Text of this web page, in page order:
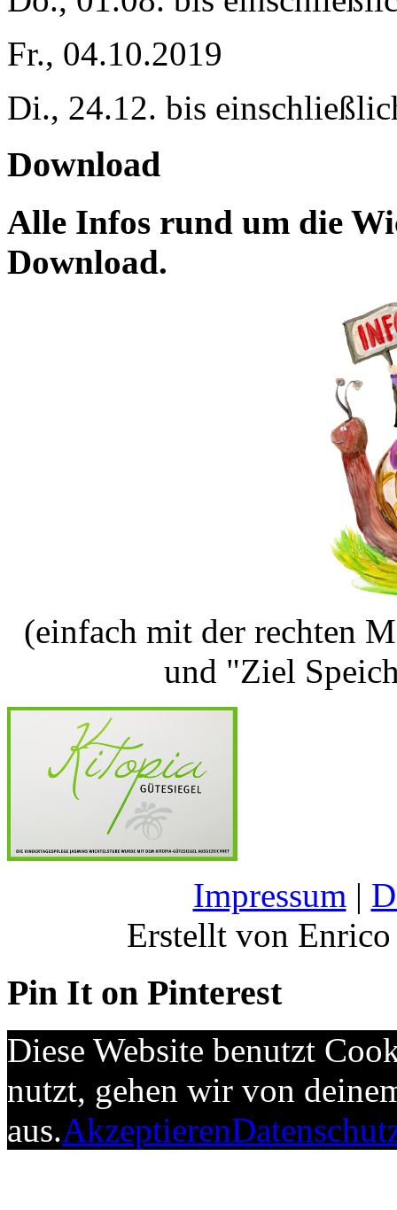
Fr., 04.10.2019
Di., 24.12. bis
Download
Alle Infos rund um die
Download.
(einfach mit der rechten
und "Ziel
Impressum |
Erstellt von
Pin It on Pinterest
Diese Website benutzt
nutzt, gehen wir von
aus.Akzeptieren